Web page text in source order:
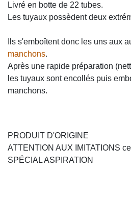
Livré en botte de 22 tubes.
Les tuyaux possèdent deux
Ils s'emboîtent donc les uns aux
manchons.
Après une rapide préparation
les tuyaux sont encollés puis
manchons.
PRODUIT D'ORIGINE
ATTENTION AUX IMITATIONS
SPÉCIAL ASPIRATION